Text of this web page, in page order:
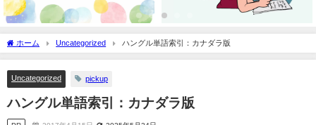
ホーム Uncategorized ハングル単語索引：カナダラ版
Uncategorized pickup
ハングル単語索引：カナダラ版